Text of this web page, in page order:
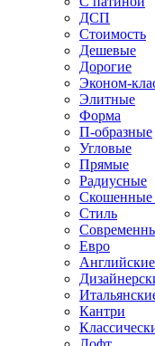
ДСП
Стоимость
Дешевые
Дорогие
Эконом-
Элитные
Форма
П-образные
Угловые
Прямые
Радиусные
Скошенные
Стиль
Евро
Английские
Кантри